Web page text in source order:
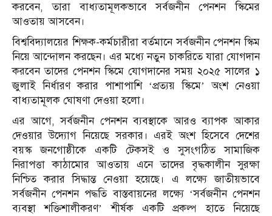
করবেন, তারা বাধ্যতামূলকভাবে সর্বজনীন পেনশন স্কিমের
আওতায় আসবেন।
বিশ্ববিদ্যালয়ের শিক্ষক-কর্মচারীরা বর্তমানে সর্বজনীন পেনশন স্কিম
নিয়ে আন্দোলন করছেন। এর মধ্যে নতুন চাকরিতে যারা যোগদান
করবেন তাদের পেনশন স্কিমে যোগদানের সময় ২০২৫ সালের ১
জুলাই নির্ধারণ করার পাশাপাশি ‘প্রত্যয় স্কিমে’ অংশ নেওয়া
বাধ্যতামূলক ঘোষণা দেওয়া হলো।
এর আগে, সর্বজনীন পেনশন ব্যবস্থাকে আরও ব্যাপক আকার
দেওয়ার উদ্যোগ নিয়েছে সরকার। এরই অংশ হিসেবে দেশের
বয়স্ক জনগোষ্ঠীকে একটি টেকসই ও সুসংগঠিত সামাজিক
নিরাপত্তা কাঠামোর আওতায় এনে তাদের বৃদ্ধকালীন সুরক্ষা
নিশ্চিত করার সিদ্ধান্ত নেওয়া হয়েছে। এ লক্ষ্যে জাতীয়ভাবে
সর্বজনীন পেনশন পদ্ধতি বাস্তবায়নের লক্ষ্যে ‘সর্বজনীন পেনশন
ব্যবস্থা শক্তিশালীকরণ’ শীর্ষক একটি প্রকল্প হাতে নিয়েছে